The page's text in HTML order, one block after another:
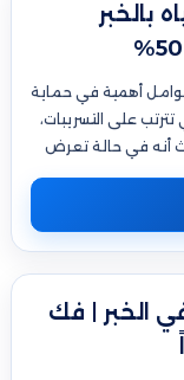
بالخبر
أهمية في حماية
تترتب على التسريبات،
أنه في حالة تعرض
الخبر | فك